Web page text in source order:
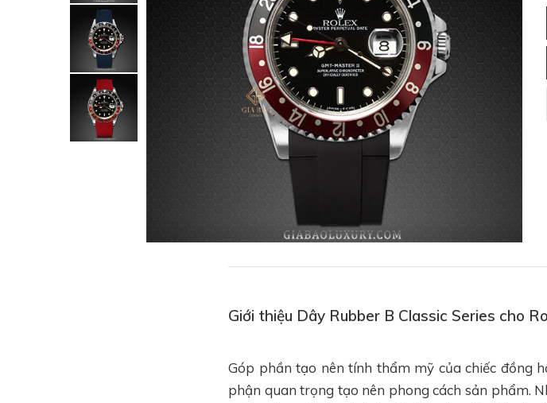
Giới thiệu Dây Rubber B Classic Series cho
Góp phần tạo nên tính thẩm mỹ của chiếc đồng
phận quan trọng tạo nên phong cách sản phẩm.